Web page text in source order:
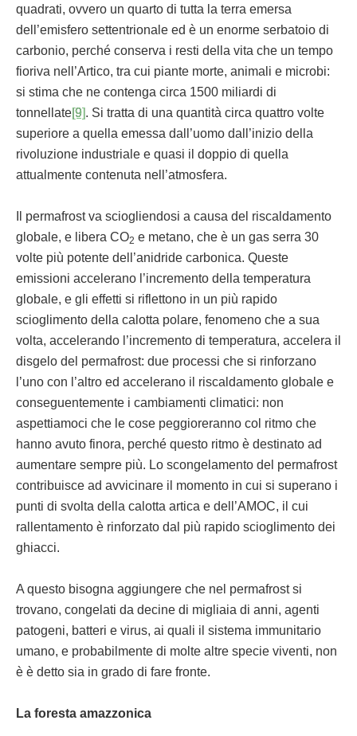
quadrati, ovvero un quarto di tutta la terra emersa
dell’emisfero settentrionale ed è un enorme serbatoio di
carbonio, perché conserva i resti della vita che un tempo
fioriva nell’Artico, tra cui piante morte, animali e microbi:
si stima che ne contenga circa 1500 miliardi di
tonnellate[9]. Si tratta di una quantità circa quattro volte
superiore a quella emessa dall’uomo dall’inizio della
rivoluzione industriale e quasi il doppio di quella
attualmente contenuta nell’atmosfera.
Il permafrost va sciogliendosi a causa del riscaldamento
globale, e libera CO2 e metano, che è un gas serra 30
volte più potente dell’anidride carbonica. Queste
emissioni accelerano l’incremento della temperatura
globale, e gli effetti si riflettono in un più rapido
scioglimento della calotta polare, fenomeno che a sua
volta, accelerando l’incremento di temperatura, accelera il
disgelo del permafrost: due processi che si rinforzano
l’uno con l’altro ed accelerano il riscaldamento globale e
conseguentemente i cambiamenti climatici: non
aspettiamoci che le cose peggioreranno col ritmo che
hanno avuto finora, perché questo ritmo è destinato ad
aumentare sempre più. Lo scongelamento del permafrost
contribuisce ad avvicinare il momento in cui si superano i
punti di svolta della calotta artica e dell’AMOC, il cui
rallentamento è rinforzato dal più rapido scioglimento dei
ghiacci.
A questo bisogna aggiungere che nel permafrost si
trovano, congelati da decine di migliaia di anni, agenti
patogeni, batteri e virus, ai quali il sistema immunitario
umano, e probabilmente di molte altre specie viventi, non
è è detto sia in grado di fare fronte.
La foresta amazzonica